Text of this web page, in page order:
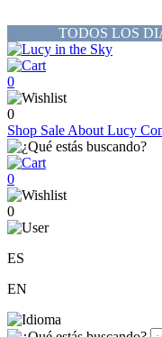
TODOS LOS
0
0
Shop Sale About Lucy
0
0
ES
EN